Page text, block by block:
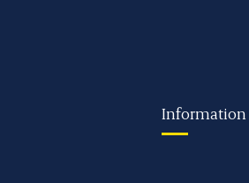
Information